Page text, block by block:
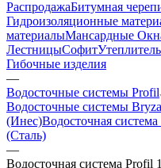
РаспродажаБитумная
Гидроизоляционные
материалыМансардные
ЛестницыСофитУтеплитель
Гибочные изделия
—
Водосточные системы Profil
Водосточные системы
(Инес)Водосточная
(Сталь)
—
Водосточная система Profil